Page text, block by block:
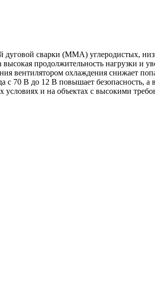
сварки (MMA) углеродистых,
продолжительность нагрузки и
вентилятором охлаждения снижает
70 В до 12 В повышает безопасность,
и на объектах с высокими